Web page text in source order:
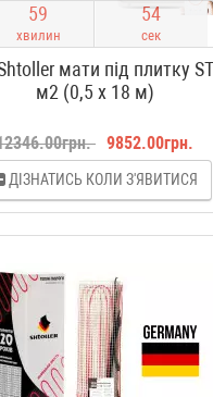
59
хвилин
53
сек
мати під плитку
м2 (0,5 х 18 м)
9852.00грн.
ДІЗНАТИСЬ КОЛИ З'ЯВИТИСЯ